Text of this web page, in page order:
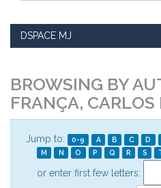
DSPACE MJ
BROWSING BY
FRANÇA, CARLOS
Jump to: 0-9 A B C D
M
N O P Q R S
or enter first few letters: